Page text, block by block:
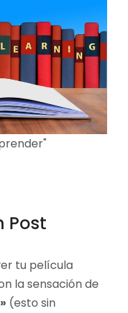
Post
tu película
la sensación de
(esto sin